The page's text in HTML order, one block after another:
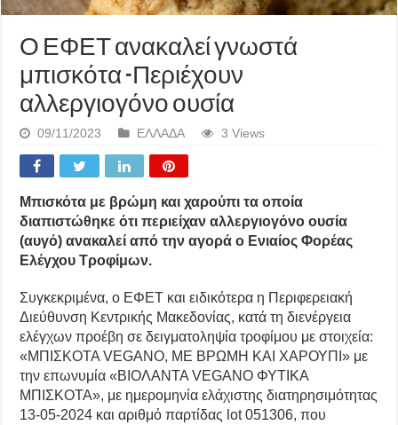
Ο ΕΦΕΤ ανακαλεί γνωστά
μπισκότα -Περιέχουν
αλλεργιογόνο ουσία
09/11/2023 ΕΛΛΑΔΑ 3 Views
Μπισκότα με βρώμη και χαρούπι τα οποία
διαπιστώθηκε ότι περιείχαν αλλεργιογόνο ουσία
(αυγό) ανακαλεί από την αγορά ο Ενιαίος Φορέας
Ελέγχου Τροφίμων.
Συγκεκριμένα, ο ΕΦΕΤ και ειδικότερα η Περιφερειακή
Διεύθυνση Κεντρικής Μακεδονίας, κατά τη διενέργεια
ελέγχων προέβη σε δειγματοληψία τροφίμου με στοιχεία:
«ΜΠΙΣΚΟΤΑ VEGANO, ΜΕ ΒΡΩΜΗ ΚΑΙ ΧΑΡΟΥΠΙ» με
την επωνυμία «ΒΙΟΛΑΝΤΑ VEGANO ΦΥΤΙΚΑ
ΜΠΙΣΚΟΤΑ», με ημερομηνία ελάχιστης διατηρησιμότητας
13-05-2024 και αριθμό παρτίδας lot 051306, που